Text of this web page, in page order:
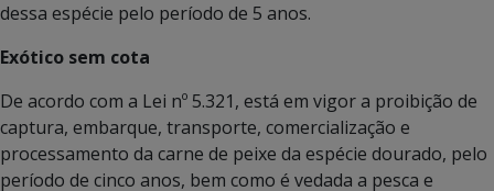
dessa espécie pelo período de 5 anos.
Exótico sem cota
De acordo com a Lei nº 5.321, está em vigor a proibição de
captura, embarque, transporte, comercialização e
processamento da carne de peixe da espécie dourado, pelo
período de cinco anos, bem como é vedada a pesca e